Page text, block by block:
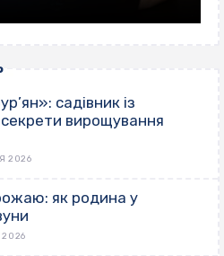
садівник із
вирощування
2026
як родина у
2026